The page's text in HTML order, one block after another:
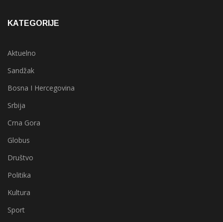
KATEGORIJE
Aktuelno
Sandžak
Bosna I Hercegovina
Srbija
Crna Gora
Globus
Društvo
Politika
Kultura
Sport